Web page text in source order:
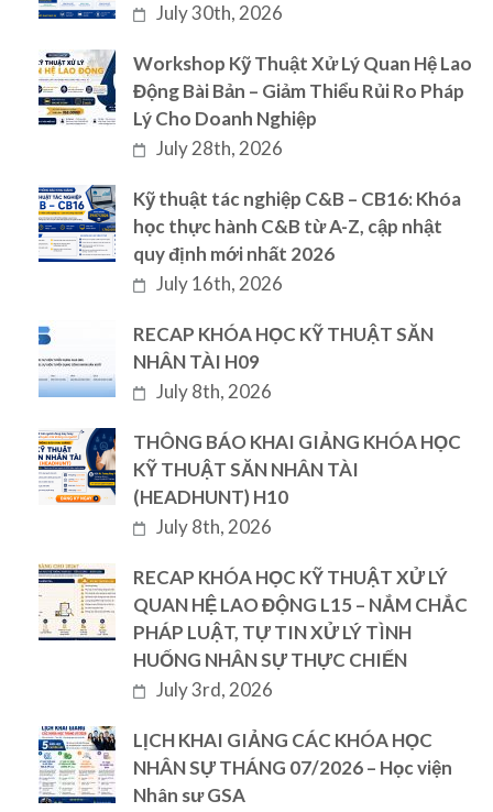
July 30th, 2026
Workshop Kỹ Thuật Xử Lý Quan Hệ Lao
Động Bài Bản – Giảm Thiểu Rủi Ro Pháp
Lý Cho Doanh Nghiệp
July 28th, 2026
Kỹ thuật tác nghiệp C&B – CB16: Khóa
học thực hành C&B từ A-Z, cập nhật
quy định mới nhất 2026
July 16th, 2026
RECAP KHÓA HỌC KỸ THUẬT SĂN
NHÂN TÀI H09
July 8th, 2026
THÔNG BÁO KHAI GIẢNG KHÓA HỌC
KỸ THUẬT SĂN NHÂN TÀI
(HEADHUNT) H10
July 8th, 2026
RECAP KHÓA HỌC KỸ THUẬT XỬ LÝ
QUAN HỆ LAO ĐỘNG L15 – NẮM CHẮC
PHÁP LUẬT, TỰ TIN XỬ LÝ TÌNH
HUỐNG NHÂN SỰ THỰC CHIẾN
July 3rd, 2026
LỊCH KHAI GIẢNG CÁC KHÓA HỌC
NHÂN SỰ THÁNG 07/2026 – Học viện
Nhân sư GSA